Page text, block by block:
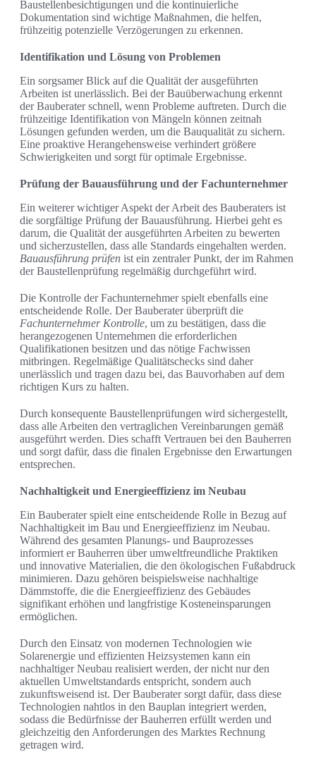
Baustellenbesichtigungen und die kontinuierliche
Dokumentation sind wichtige Maßnahmen, die helfen,
frühzeitig potenzielle Verzögerungen zu erkennen.
Identifikation und Lösung von Problemen
Ein sorgsamer Blick auf die Qualität der ausgeführten
Arbeiten ist unerlässlich. Bei der Bauüberwachung erkennt
der Bauberater schnell, wenn Probleme auftreten. Durch die
frühzeitige Identifikation von Mängeln können zeitnah
Lösungen gefunden werden, um die Bauqualität zu sichern.
Eine proaktive Herangehensweise verhindert größere
Schwierigkeiten und sorgt für optimale Ergebnisse.
Prüfung der Bauausführung und der Fachunternehmer
Ein weiterer wichtiger Aspekt der Arbeit des Bauberaters ist
die sorgfältige Prüfung der Bauausführung. Hierbei geht es
darum, die Qualität der ausgeführten Arbeiten zu bewerten
und sicherzustellen, dass alle Standards eingehalten werden.
Bauausführung prüfen ist ein zentraler Punkt, der im Rahmen
der Baustellenprüfung regelmäßig durchgeführt wird.
Die Kontrolle der Fachunternehmer spielt ebenfalls eine
entscheidende Rolle. Der Bauberater überprüft die
Fachunternehmer Kontrolle, um zu bestätigen, dass die
herangezogenen Unternehmen die erforderlichen
Qualifikationen besitzen und das nötige Fachwissen
mitbringen. Regelmäßige Qualitätschecks sind daher
unerlässlich und tragen dazu bei, das Bauvorhaben auf dem
richtigen Kurs zu halten.
Durch konsequente Baustellenprüfungen wird sichergestellt,
dass alle Arbeiten den vertraglichen Vereinbarungen gemäß
ausgeführt werden. Dies schafft Vertrauen bei den Bauherren
und sorgt dafür, dass die finalen Ergebnisse den Erwartungen
entsprechen.
Nachhaltigkeit und Energieeffizienz im Neubau
Ein Bauberater spielt eine entscheidende Rolle in Bezug auf
Nachhaltigkeit im Bau und Energieeffizienz im Neubau.
Während des gesamten Planungs- und Bauprozesses
informiert er Bauherren über umweltfreundliche Praktiken
und innovative Materialien, die den ökologischen Fußabdruck
minimieren. Dazu gehören beispielsweise nachhaltige
Dämmstoffe, die die Energieeffizienz des Gebäudes
signifikant erhöhen und langfristige Kosteneinsparungen
ermöglichen.
Durch den Einsatz von modernen Technologien wie
Solarenergie und effizienten Heizsystemen kann ein
nachhaltiger Neubau realisiert werden, der nicht nur den
aktuellen Umweltstandards entspricht, sondern auch
zukunftsweisend ist. Der Bauberater sorgt dafür, dass diese
Technologien nahtlos in den Bauplan integriert werden,
sodass die Bedürfnisse der Bauherren erfüllt werden und
gleichzeitig den Anforderungen des Marktes Rechnung
getragen wird.